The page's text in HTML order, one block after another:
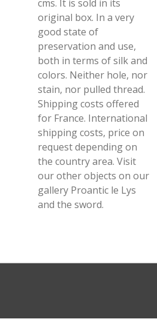
cms. It is sold in its
original box. In a very
good state of
preservation and use,
both in terms of silk and
colors. Neither hole, nor
stain, nor pulled thread.
Shipping costs offered
for France. International
shipping costs, price on
request depending on
the country area. Visit
our other objects on our
gallery Proantic le Lys
and the sword.